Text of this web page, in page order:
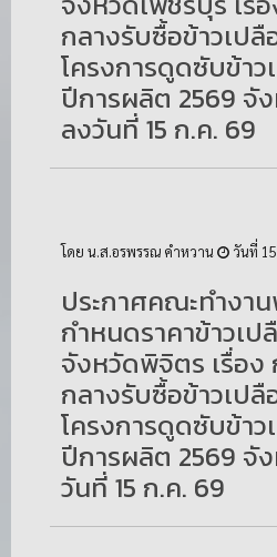
กลางรับซื้อข้าวเป
โครงการดูดซับข้า
ปีการผลิต 2569 จั
ลงวันที่ 15 ก.ค. 69
โดย น.ส.อรพรรณ คำหวาน วันที่
ประกาศคณะทำงา
กำหนดราคาข้าวเป
จังหวัดพิจิตร เรื่อง
กลางรับซื้อข้าวเป
โครงการดูดซับข้า
ปีการผลิต 2569 จั
วันที่ 15 ก.ค. 69